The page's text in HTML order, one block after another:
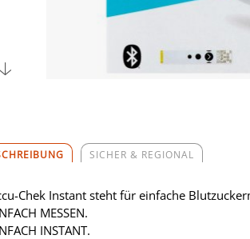
SICHER & REGIONAL
Chek Instant steht für einfache
MESSEN.
INSTANT.